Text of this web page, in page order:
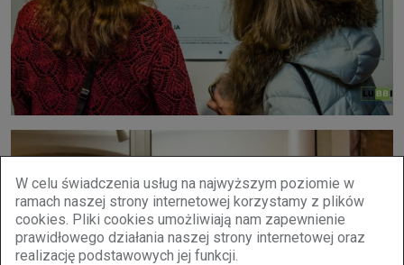
W celu świadczenia usług na najwyższym poziomie w
ramach naszej strony internetowej korzystamy z plików
cookies. Pliki cookies umożliwiają nam zapewnienie
prawidłowego działania naszej strony internetowej oraz
realizację podstawowych jej funkcji.